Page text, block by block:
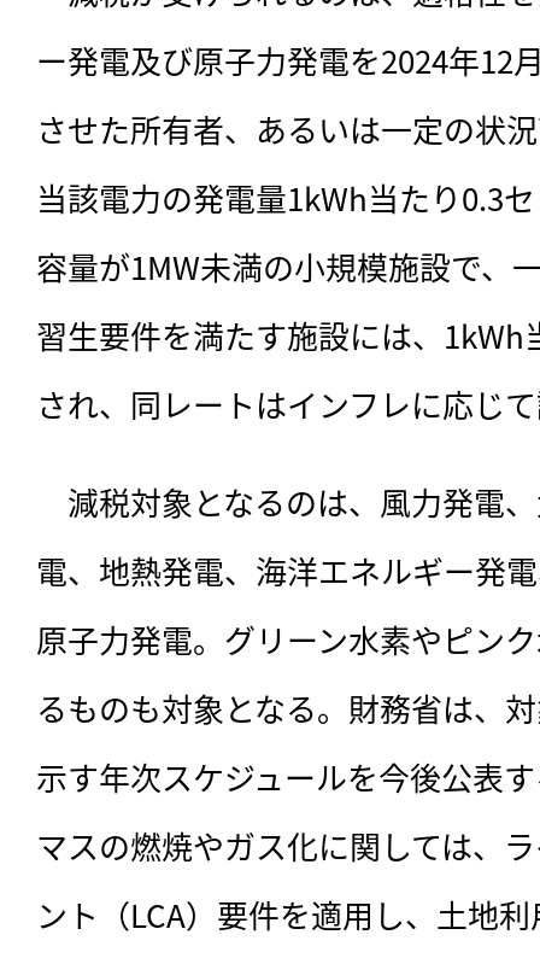
ー発電及び原子力発電を2024年12
させた所有者、あるいは一定の状
当該電力の発電量1kWh当たり0.3
容量が1MW未満の小規模施設で、
習生要件を満たす施設には、1kWh
され、同レートはインフレに応じ
減税対象となるのは、風力発電
電、地熱発電、海洋エネルギー発
原子力発電。グリーン水素やピン
るものも対象となる。財務省は、
示す年次スケジュールを今後公表
マスの燃焼やガス化に関しては、
ント（LCA）要件を適用し、土地